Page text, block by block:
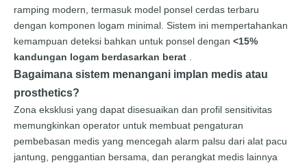
ramping modern, termasuk model ponsel cerdas terbaru
dengan komponen logam minimal. Sistem ini mempertahankan
kemampuan deteksi bahkan untuk ponsel dengan <15%
kandungan logam berdasarkan berat
Bagaimana sistem menangani implan medis atau
prosthetics?
Zona eksklusi yang dapat disesuaikan dan profil sensitivitas
memungkinkan operator untuk membuat pengaturan
pembebasan medis yang mencegah alarm palsu dari alat pacu
jantung, penggantian bersama, dan perangkat medis lainnya